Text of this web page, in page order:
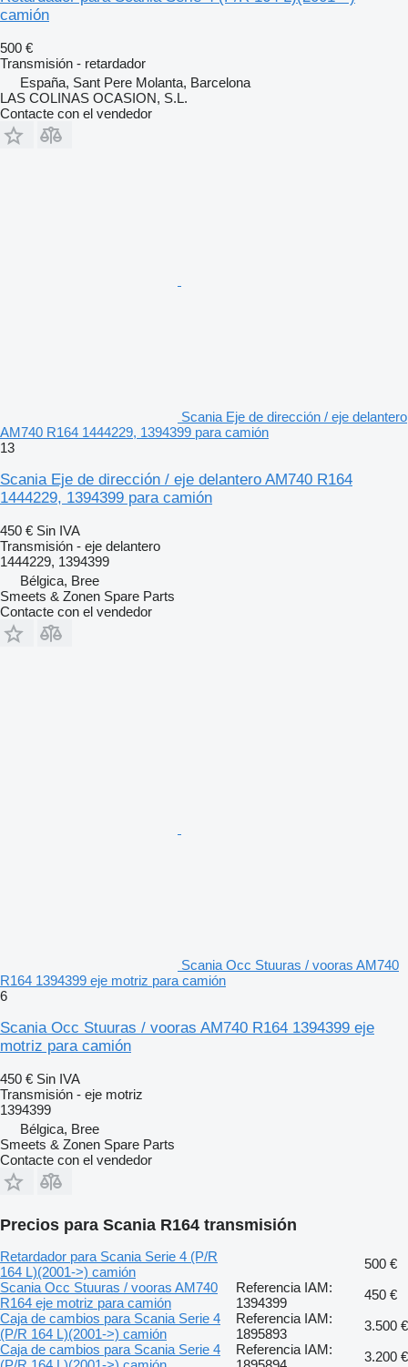
camión
500 €
Transmisión - retardador
España, Sant Pere Molanta, Barcelona
LAS COLINAS OCASION, S.L.
Contacte con el vendedor
Scania Eje de dirección / eje delantero
AM740 R164 1444229, 1394399 para camión
13
Scania Eje de dirección / eje delantero AM740 R164
1444229, 1394399 para camión
450 € Sin IVA
Transmisión - eje delantero
1444229, 1394399
Bélgica, Bree
Smeets & Zonen Spare Parts
Contacte con el vendedor
Scania Occ Stuuras / vooras AM740
R164 1394399 eje motriz para camión
6
Scania Occ Stuuras / vooras AM740 R164 1394399 eje
motriz para camión
450 € Sin IVA
Transmisión - eje motriz
1394399
Bélgica, Bree
Smeets & Zonen Spare Parts
Contacte con el vendedor
Precios para Scania R164 transmisión
Retardador para Scania Serie 4 (P/R
164 L)(2001->) camión
500 €
Scania Occ Stuuras / vooras AM740
R164 eje motriz para camión
Referencia IAM:
1394399
450 €
Caja de cambios para Scania Serie 4
(P/R 164 L)(2001->) camión
Referencia IAM:
1895893
3.500 €
Caja de cambios para Scania Serie 4
Referencia IAM:
3.200 €